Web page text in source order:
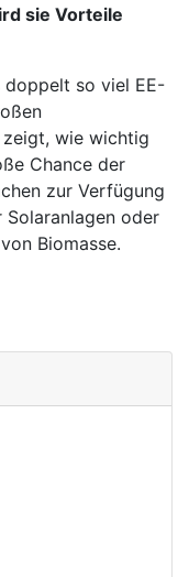
sie Vorteile
doppelt so viel EE-
zeigt, wie wichtig
Chance der
zur Verfügung
oder
Biomasse.